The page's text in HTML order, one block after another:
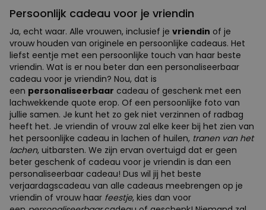
Persoonlijk cadeau voor je vriendin
Ja, echt waar. Alle vrouwen, inclusief je vriendin of je
vrouw houden van originele en persoonlijke cadeaus. Het
liefst eentje met een persoonlijke touch van haar beste
vriendin. Wat is er nou beter dan een personaliseerbaar
cadeau voor je vriendin? Nou, dat is
een personaliseerbaar cadeau of geschenk met een
lachwekkende quote erop. Of een persoonlijke foto van
jullie samen. Je kunt het zo gek niet verzinnen of radbag
heeft het. Je vriendin of vrouw zal elke keer bij het zien van
het persoonlijke cadeau in lachen of huilen, tranen van het
lachen, uitbarsten. We zijn ervan overtuigd dat er geen
beter geschenk of cadeau voor je vriendin is dan een
personaliseerbaar cadeau! Dus wil jij het beste
verjaardagscadeau van alle cadeaus meebrengen op je
vriendin of vrouw haar feestje, kies dan voor